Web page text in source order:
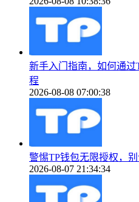
新手入门指南，如何通
程
2026-08-08 07:00:38
警惕TP钱包无限授权，
2026-08-07 21:34:34